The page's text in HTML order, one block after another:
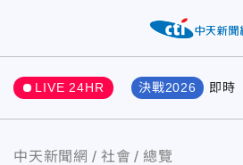
LIVE 24HR 決戰2026 即時
中天新聞網 社會 總覽